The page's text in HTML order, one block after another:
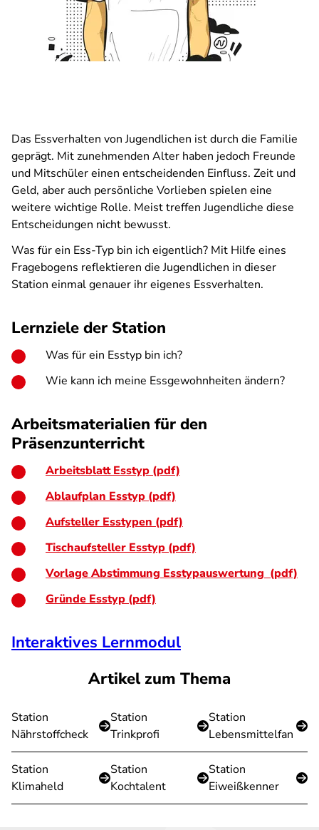
Das Essverhalten von Jugendlichen ist durch die Familie
geprägt. Mit zunehmenden Alter haben jedoch Freunde
und Mitschüler einen entscheidenden Einfluss. Zeit und
Geld, aber auch persönliche Vorlieben spielen eine
weitere wichtige Rolle. Meist treffen Jugendliche diese
Entscheidungen nicht bewusst.
Was für ein Ess-Typ bin ich eigentlich? Mit Hilfe eines
Fragebogens reflektieren die Jugendlichen in dieser
Station einmal genauer ihr eigenes Essverhalten.
Lernziele der Station
Was für ein Esstyp bin ich?
Wie kann ich meine Essgewohnheiten ändern?
Arbeitsmaterialien für den
Präsenzunterricht
Arbeitsblatt Esstyp (pdf)
Ablaufplan Esstyp (pdf)
Aufsteller Esstypen (pdf)
Tischaufsteller Esstyp (pdf)
Vorlage Abstimmung Esstypauswertung (pdf)
Gründe Esstyp (pdf)
Interaktives Lernmodul
Artikel zum Thema
Station
Nährstoffcheck
Station
Trinkprofi
Station
Lebensmittelfan
Station
Klimaheld
Station
Kochtalent
Station
Eiweißkenner